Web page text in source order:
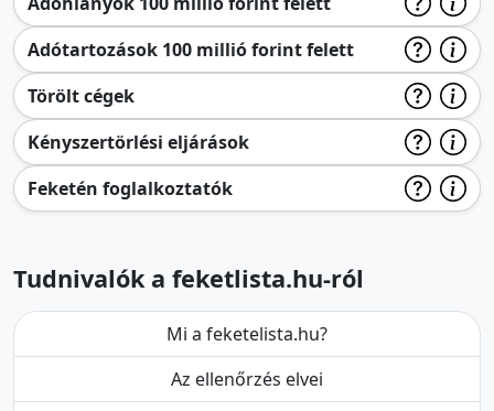
Adótartozások 100 millió forint felett
Törölt cégek
Kényszertörlési eljárások
Feketén foglalkoztatók
Tudnivalók a feketlista.hu-ról
Mi a feketelista.hu?
Az ellenőrzés elvei